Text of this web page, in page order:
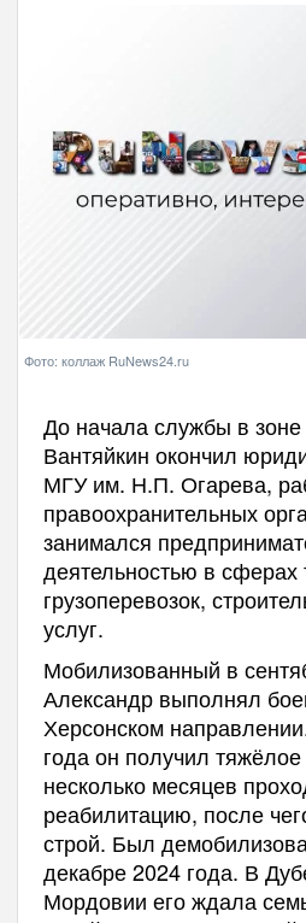
Фото: коллаж RuNews24.ru
До начала службы в
Вантяйкин окончил
МГУ им. Н.П. Огарева,
правоохранительных
занимался
деятельностью в сферах
грузоперевозок,
услуг.
Мобилизованный в
Александр выполнял
Херсонском
года он получил
несколько месяцев
реабилитацию, после
строй. Был
декабре 2024 года. В
Мордовии его ждала